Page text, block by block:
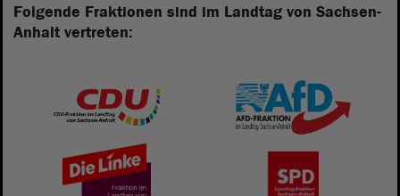
Folgende Fraktionen sind im Landtag von Sachsen-
Anhalt vertreten: